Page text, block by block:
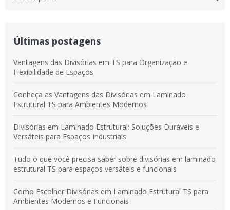
Últimas postagens
Vantagens das Divisórias em TS para Organização e
Flexibilidade de Espaços
Conheça as Vantagens das Divisórias em Laminado
Estrutural TS para Ambientes Modernos
Divisórias em Laminado Estrutural: Soluções Duráveis e
Versáteis para Espaços Industriais
Tudo o que você precisa saber sobre divisórias em laminado
estrutural TS para espaços versáteis e funcionais
Como Escolher Divisórias em Laminado Estrutural TS para
Ambientes Modernos e Funcionais